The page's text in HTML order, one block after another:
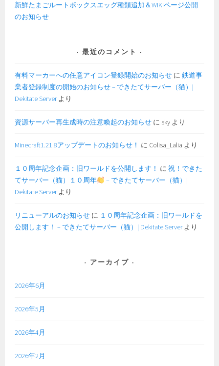
新鮮たまごルートボックスエッグ種類追加＆WIKIページ公開
のお知らせ
最近のコメント
有料マーカーへの任意アイコン登録開始のお知らせ に鉄道事
業者登録制度の開始のお知らせ – できたてサーバー（猫）|
Dekitate Serverより
資源サーバー再生成時の注意喚起のお知らせ に sky より
Minecraft1.21.8アップデートのお知らせ！ に Colisa_Lalia より
１０周年記念企画：旧ワールドを公開します！ に祝！できた
てサーバー（猫）１０周年
– できたてサーバー（猫）|
Dekitate Serverより
リニューアルのお知らせ に １０周年記念企画：旧ワールドを
公開します！ – できたてサーバー（猫）| Dekitate Serverより
アーカイブ
2026年6月
2026年5月
2026年4月
2026年2月